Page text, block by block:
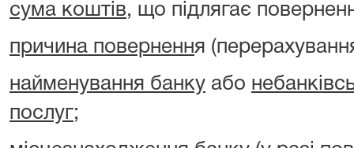
сума коштів, що підлягає
причина повернення
найменування банку або
послуг;